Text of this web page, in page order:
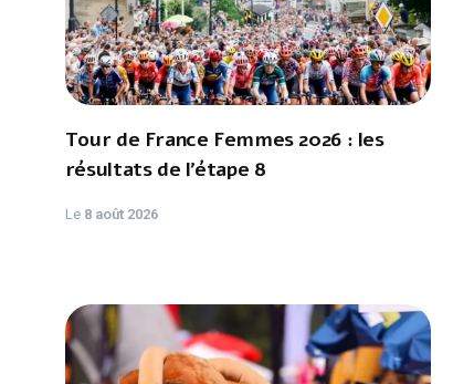
Tour de France Femmes 2026 : les
résultats de l’étape 8
Le 8 août 2026